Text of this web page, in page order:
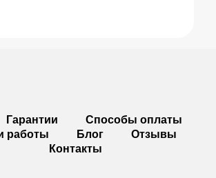
Гарантии
Способы оплаты
работы
Блог
Отзывы
Контакты